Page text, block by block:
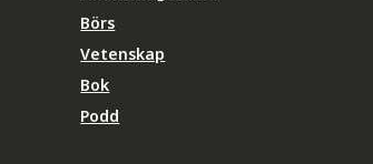
Börs
Vetenskap
Bok
Podd